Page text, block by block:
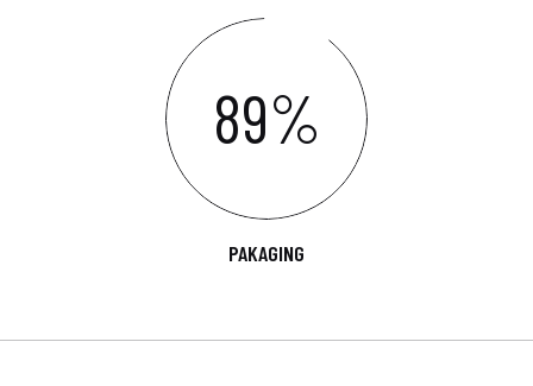
89%
PAKAGING